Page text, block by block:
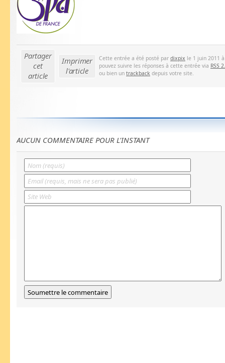
Partager
cet
article
Imprimer
l'article
Cette entrée a été posté par dixpix le 1 juin 2011
pouvez suivre les réponses à cette entrée via RSS
ou bien un trackback depuis votre site.
AUCUN COMMENTAIRE POUR L'INSTANT